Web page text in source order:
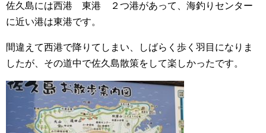
佐久島には西港 東港 ２つ港があって、海釣りセンター
に近い港は東港です。
間違えて西港で降りてしまい、しばらく歩く羽目になりま
したが、その道中で佐久島散策をして楽しかったです。